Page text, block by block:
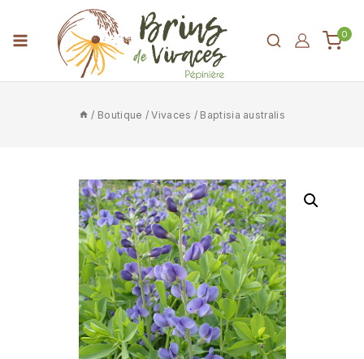
0
/ Boutique / Vivaces / Baptisia australis